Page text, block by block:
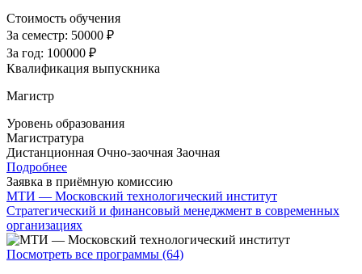
Стоимость обучения
За семестр: 50000 ₽
За год: 100000 ₽
Квалификация выпускника
Магистр
Уровень образования
Магистратура
Дистанционная Очно-заочная Заочная
Подробнее
Заявка в приёмную комиссию
МТИ — Московский технологический институт
Стратегический и финансовый менеджмент в современных
организациях
Посмотреть все программы (64)